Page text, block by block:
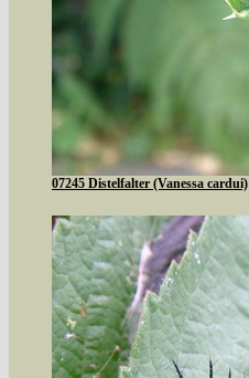
07245 Distelfalter (Vanessa cardui)